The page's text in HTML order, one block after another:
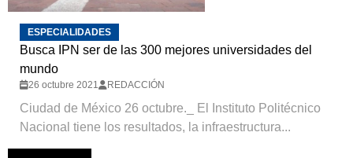
ESPECIALIDADES
Busca IPN ser de las 300 mejores universidades del
mundo
26 octubre 2021 REDACCIÓN
Ciudad de México 26 octubre._ El Instituto Politécnico
Nacional tiene los resultados, la infraestructura...